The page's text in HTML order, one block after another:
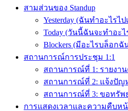
สามส่วนของ Standup
Yesterday (ฉันทำอะไรไ
Today (วันนี้ฉันจะทำอะไ
Blockers (มีอะไรบล็อกฉั
สถานการณ์การประชุม 1:1
สถานการณ์ที่ 1: รายงา
สถานการณ์ที่ 2: แจ้งปัญ
สถานการณ์ที่ 3: ขอทรัพ
การแสดงเวลาและความคืบห